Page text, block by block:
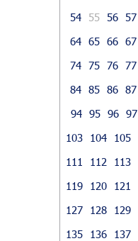
54
55 56 57
64 65 66 67
74 75 76 77
84 85 86 87
94 95 96 97
103
104 105
111
112 113
119
120 121
127
128 129
135
136 137